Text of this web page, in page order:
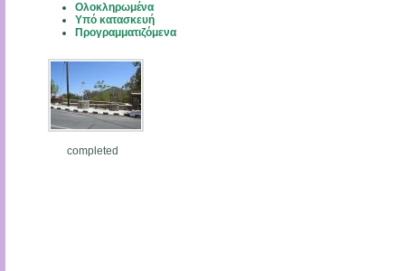
Ολοκληρωμένα
Υπό κατασκευή
Προγραμματιζόμενα
completed